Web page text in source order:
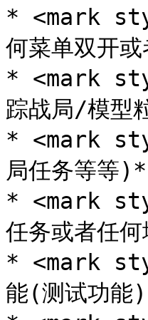
* <mark
何菜单双开
* <mark
踪战局/模型
* <mark
局任务等等
* <mark
任务或者任
* <mark
能(测试功